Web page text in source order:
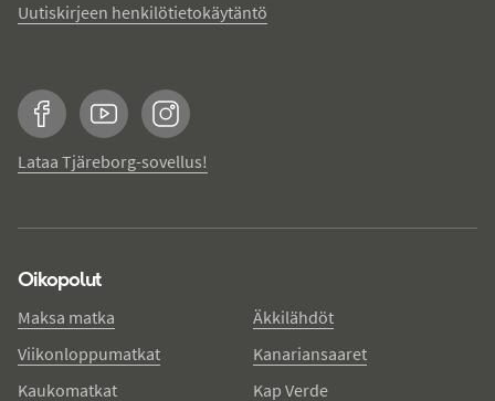
Uutiskirjeen henkilötietokäytäntö
FacebookYouTubeInstagram
Lataa Tjäreborg-sovellus!
Oikopolut
Maksa matka
Viikonloppumatkat
Kaukomatkat
Äkkilähdöt
Kanariansaaret
Kap Verde